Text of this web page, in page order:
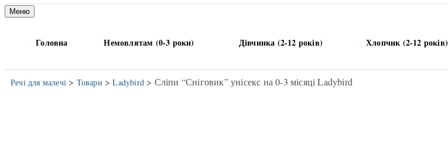
Меню
Головна Немовлятам (0-3 роки) Дівчинка (2-12 років) Хлопчик (2-12 років)
Речі для малечі > Товари >Ladybird > Сліпи “Сніговик” унісекс на 0-3 місяці Ladybird